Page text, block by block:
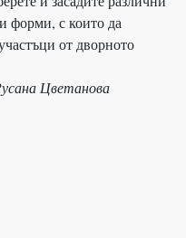
форми, с които да
от дворното
Цветанова